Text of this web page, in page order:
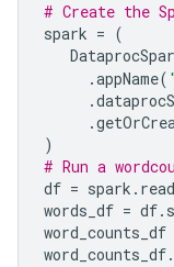
# Create the
spark = (
.appName( "
.
.
)
# Run a
df = spark . read
words_df = df.
word_counts_df
word_counts_df.